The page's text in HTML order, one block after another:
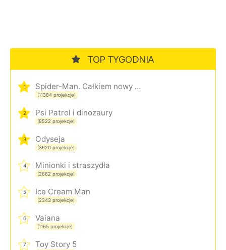
TOP TYGODNIA
1 Spider-Man. Całkiem nowy dzień
(11384 projekcje)
2 Psi Patrol i dinozaury
(8522 projekcje)
3 Odyseja
(3920 projekcje)
4 Minionki i straszydła
(2662 projekcje)
5 Ice Cream Man
(2343 projekcje)
6 Vaiana
(1165 projekcje)
7 Toy Story 5